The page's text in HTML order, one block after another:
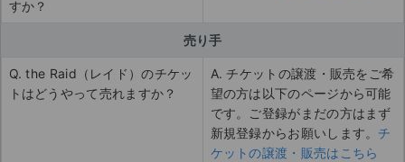
すか？
売り手
Q. the Raid（レイド）のチケッ
トはどうやって売れますか？
A. チケットの譲渡・販売をご希
望の方は以下のページから可能
です。ご登録がまだの方はまず
新規登録からお願いします。 チ
ケットの譲渡・販売はこちら